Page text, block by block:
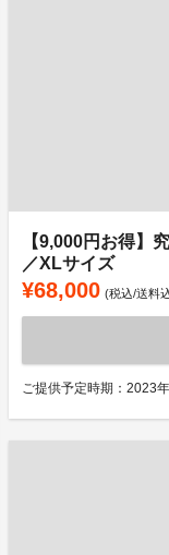
【9,000円お得】
／XLサイズ
¥68,000 (税込/送料
ご提供予定時期：2023